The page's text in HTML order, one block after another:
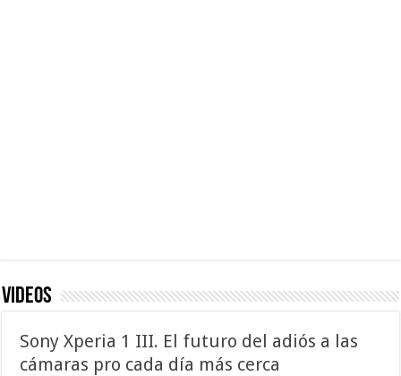
Videos
Sony Xperia 1 III. El futuro del adiós a las
cámaras pro cada día más cerca